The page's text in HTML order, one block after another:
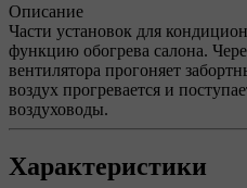
Описание
Части установок для
функцию обогрева салона.
вентилятора прогоняет
воздух прогревается и
воздуховоды.
Характеристики